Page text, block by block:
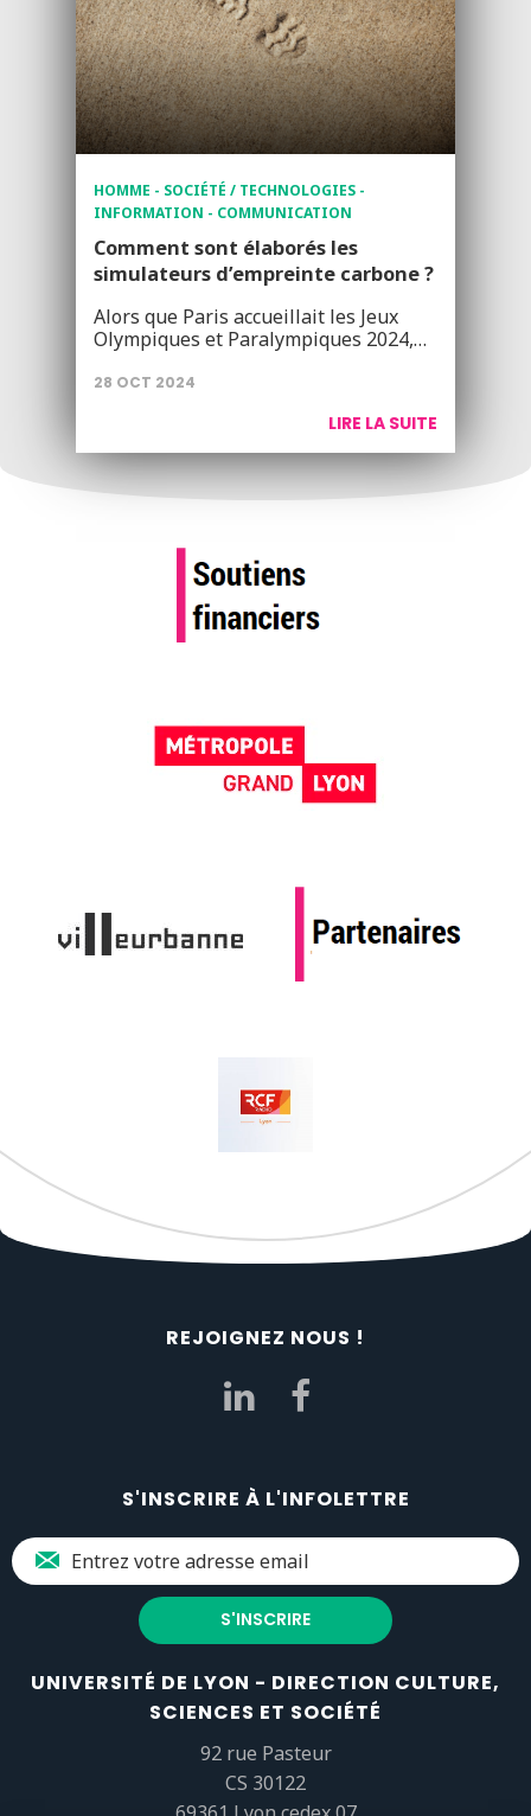
HOMME - SOCIÉTÉ / TECHNOLOGIES -
INFORMATION - COMMUNICATION
Comment sont élaborés les
simulateurs d’empreinte carbone ?
Alors que Paris accueillait les Jeux
Olympiques et Paralympiques 2024,…
28 OCT 2024
LIRE LA SUITE
REJOIGNEZ NOUS !
S'INSCRIRE À L'INFOLETTRE
UNIVERSITÉ DE LYON - DIRECTION CULTURE,
SCIENCES ET SOCIÉTÉ
92 rue Pasteur
CS 30122